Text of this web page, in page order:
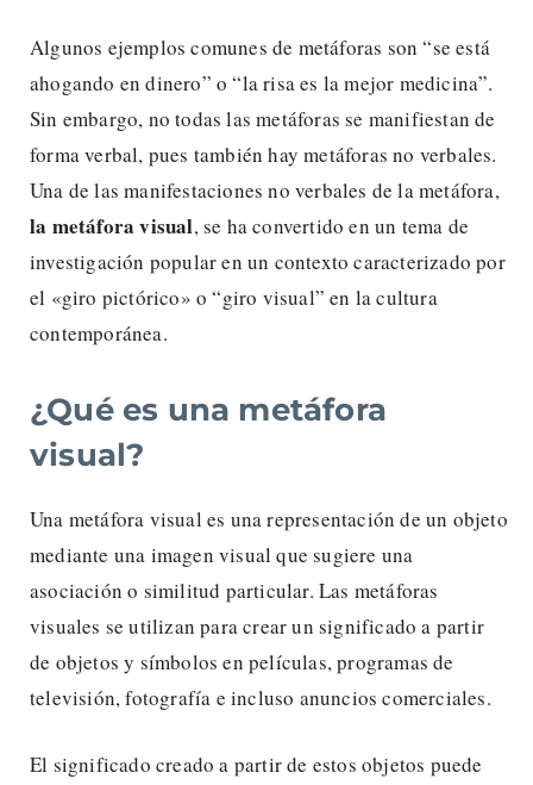
Algunos ejemplos comunes de metáforas son “se está
ahogando en dinero” o “la risa es la mejor medicina”.
Sin embargo, no todas las metáforas se manifiestan de
forma verbal, pues también hay metáforas no verbales.
Una de las manifestaciones no verbales de la metáfora,
la metáfora visual, se ha convertido en un tema de
investigación popular en un contexto caracterizado por
el «giro pictórico» o “giro visual” en la cultura
contemporánea.
¿Qué es una metáfora
visual?
Una metáfora visual es una representación de un objeto
mediante una imagen visual que sugiere una
asociación o similitud particular. Las metáforas
visuales se utilizan para crear un significado a partir
de objetos y símbolos en películas, programas de
televisión, fotografía e incluso anuncios comerciales.
El significado creado a partir de estos objetos puede